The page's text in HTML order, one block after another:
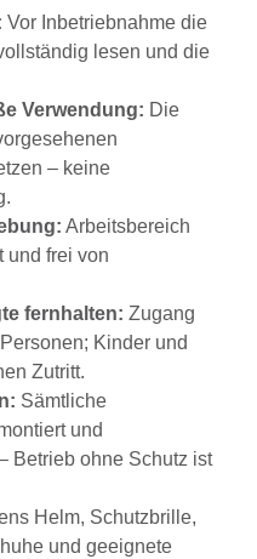
Vor Inbetriebnahme die
lesen und die
Verwendung: Die
– keine
Arbeitsbereich
und frei von
fernhalten: Zugang
Kinder und
Zutritt.
Sämtliche
und
Betrieb ohne Schutz ist
Helm, Schutzbrille,
und geeignete